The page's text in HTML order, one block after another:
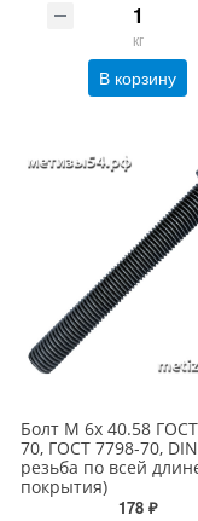
кг
В корзину
Болт М 6х 40.58
70, ГОСТ 7798-70,
резьба по всей
покрытия)
178 ₽